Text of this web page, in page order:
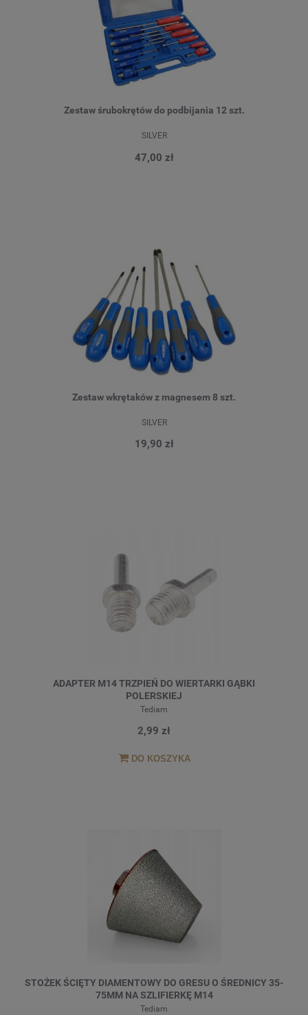
Zestaw śrubokrętów do podbijania 12 szt.
SILVER
47,00 zł
Zestaw wkrętaków z magnesem 8 szt.
SILVER
19,90 zł
ADAPTER M14 TRZPIEŃ DO WIERTARKI GĄBKI
POLERSKIEJ
Tediam
2,99 zł
DO KOSZYKA
STOŻEK ŚCIĘTY DIAMENTOWY DO GRESU O ŚREDNICY 35-
75MM NA SZLIFIERKĘ M14
Tediam